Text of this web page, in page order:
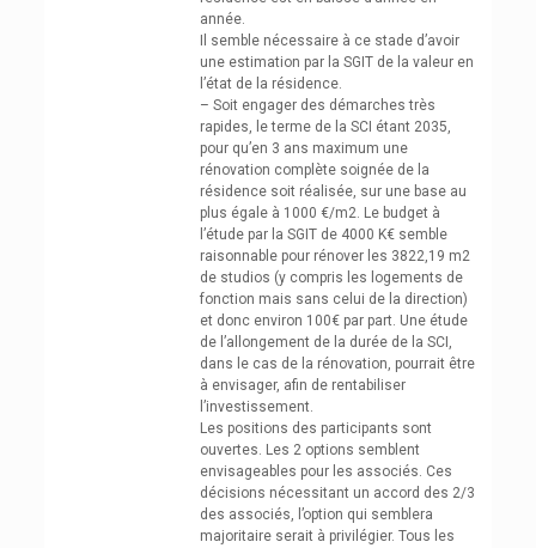
année.
Il semble nécessaire à ce stade d’avoir
une estimation par la SGIT de la valeur en
l’état de la résidence.
– Soit engager des démarches très
rapides, le terme de la SCI étant 2035,
pour qu’en 3 ans maximum une
rénovation complète soignée de la
résidence soit réalisée, sur une base au
plus égale à 1000 €/m2. Le budget à
l’étude par la SGIT de 4000 K€ semble
raisonnable pour rénover les 3822,19 m2
de studios (y compris les logements de
fonction mais sans celui de la direction)
et donc environ 100€ par part. Une étude
de l’allongement de la durée de la SCI,
dans le cas de la rénovation, pourrait être
à envisager, afin de rentabiliser
l’investissement.
Les positions des participants sont
ouvertes. Les 2 options semblent
envisageables pour les associés. Ces
décisions nécessitant un accord des 2/3
des associés, l’option qui semblera
majoritaire serait à privilégier. Tous les